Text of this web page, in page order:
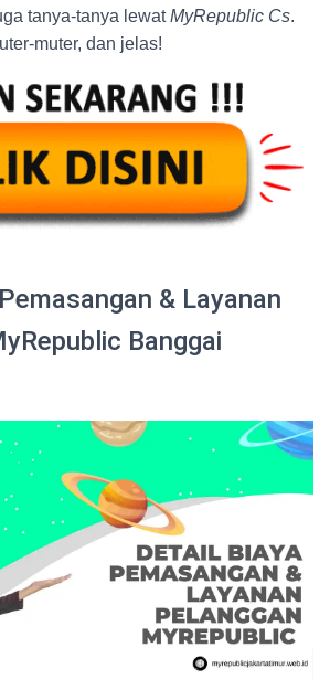
tanya-tanya lewatMyRepublic Cs.
muter, dan jelas!
& Layanan
Banggai